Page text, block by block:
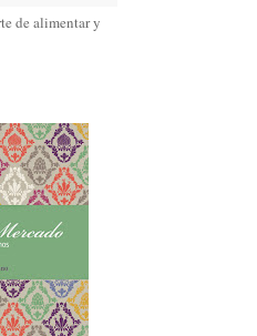
de alimentar y